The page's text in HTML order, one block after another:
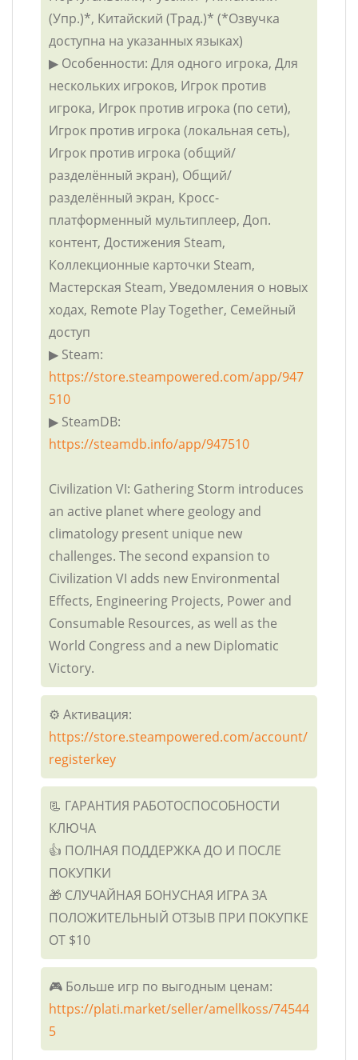
(Упр.)*, Китайский (Трад.)* (*Озвучка
доступна на указанных языках)
▶ Особенности: Для одного игрока, Для
нескольких игроков, Игрок против
игрока, Игрок против игрока (по сети),
Игрок против игрока (локальная сеть),
Игрок против игрока (общий/
разделённый экран), Общий/
разделённый экран, Кросс-
платформенный мультиплеер, Доп.
контент, Достижения Steam,
Коллекционные карточки Steam,
Мастерская Steam, Уведомления о новых
ходах, Remote Play Together, Семейный
доступ
▶ Steam:
https://store.steampowered.com/app/947
510
▶ SteamDB:
https://steamdb.info/app/947510
Civilization VI: Gathering Storm introduces
an active planet where geology and
climatology present unique new
challenges. The second expansion to
Civilization VI adds new Environmental
Effects, Engineering Projects, Power and
Consumable Resources, as well as the
World Congress and a new Diplomatic
Victory.
⚙️ Активация:
https://store.steampowered.com/account/
registerkey
📃 ГАРАНТИЯ РАБОТОСПОСОБНОСТИ
КЛЮЧА
👍 ПОЛНАЯ ПОДДЕРЖКА ДО И ПОСЛЕ
ПОКУПКИ
🎁 СЛУЧАЙНАЯ БОНУСНАЯ ИГРА ЗА
ПОЛОЖИТЕЛЬНЫЙ ОТЗЫВ ПРИ ПОКУПКЕ
ОТ $10
🎮 Больше игр по выгодным ценам:
https://plati.market/seller/amellkoss/74544
5